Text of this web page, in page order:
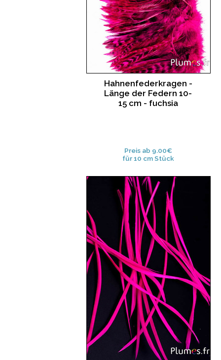
Hahnenfederkragen -
Länge der Federn 10-
15 cm - fuchsia
Preis ab 9.00€
für 10 cm Stück